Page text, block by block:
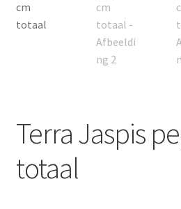
Inloggen
Terra Jaspis
totaal